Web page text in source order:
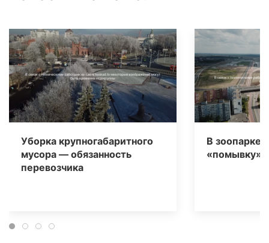
Уборка крупногабаритного
мусора — обязанность
перевозчика
В зоопарке
«помывку»